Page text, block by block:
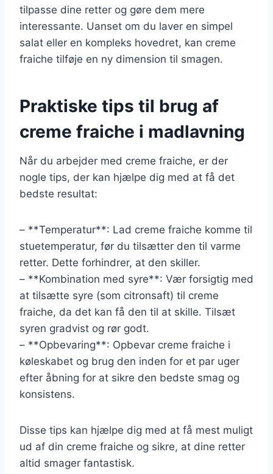
tilpasse dine retter og gøre dem mere
interessante. Uanset om du laver en simpel
salat eller en kompleks hovedret, kan creme
fraiche tilføje en ny dimension til smagen.
Praktiske tips til brug af
creme fraiche i madlavning
Når du arbejder med creme fraiche, er der
nogle tips, der kan hjælpe dig med at få det
bedste resultat:
– **Temperatur**: Lad creme fraiche komme til
stuetemperatur, før du tilsætter den til varme
retter. Dette forhindrer, at den skiller.
– **Kombination med syre**: Vær forsigtig med
at tilsætte syre (som citronsaft) til creme
fraiche, da det kan få den til at skille. Tilsæt
syren gradvist og rør godt.
– **Opbevaring**: Opbevar creme fraiche i
køleskabet og brug den inden for et par uger
efter åbning for at sikre den bedste smag og
konsistens.
Disse tips kan hjælpe dig med at få mest muligt
ud af din creme fraiche og sikre, at dine retter
altid smager fantastisk.